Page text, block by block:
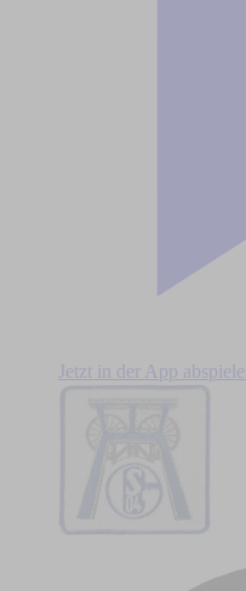
Jetzt in der App abspielen